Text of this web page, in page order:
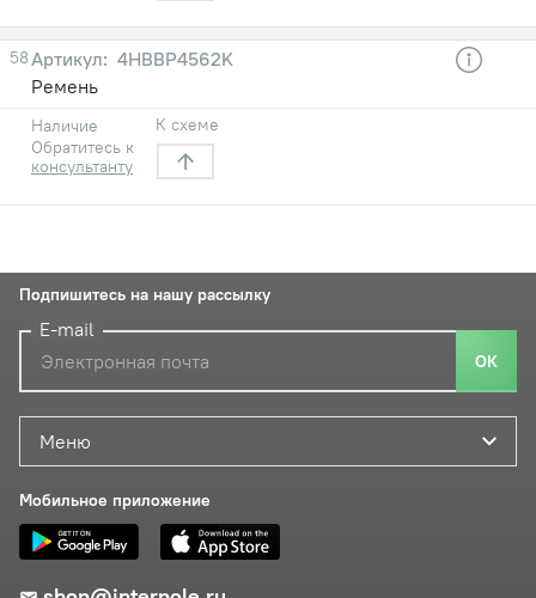
58
4HBBP4562K
Ремень
Наличие
Обратитесь к
консультанту
К схеме
Меню
Мобильное приложение
Подпишитесь на нашу рассылку
E-mail
ОК